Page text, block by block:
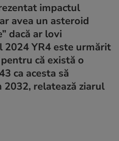
impactul
avea un asteroid
dacă ar lovi
YR4 este urmărit
că există o
ca acesta să
2032, relatează ziarul